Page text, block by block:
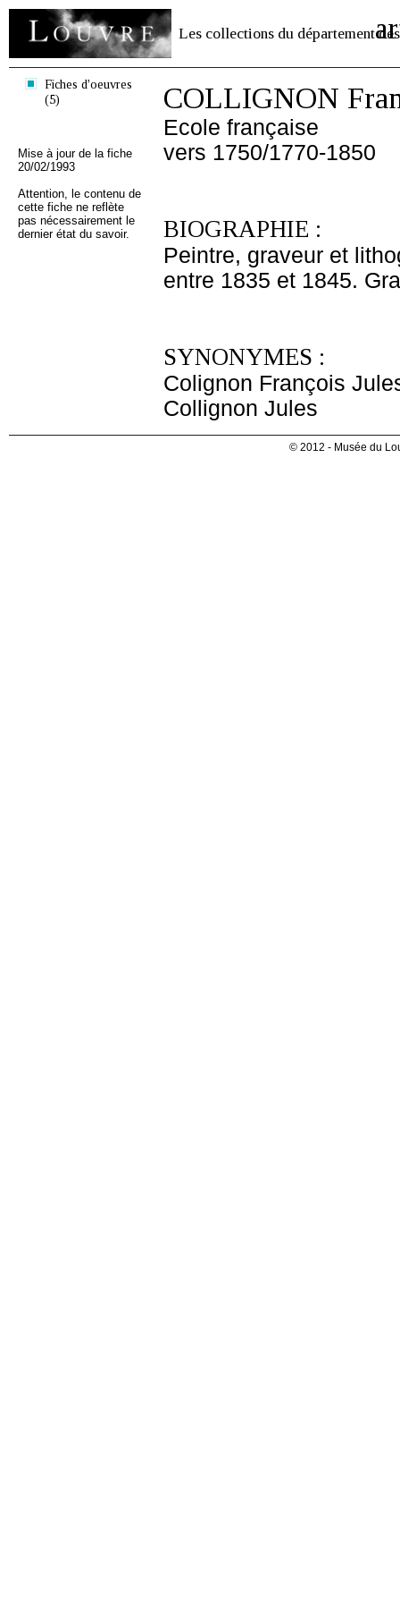
Les collections du département des
Fiches d'oeuvres
(5)
Mise à jour de la fiche
20/02/1993
Attention, le contenu de
cette fiche ne reflète
pas nécessairement le
dernier état du savoir.
COLLIGNON
Ecole française
vers 1750/1770-1850
BIOGRAPHIE :
Peintre, graveur et
entre 1835 et 1845.
SYNONYMES :
Colignon François
Collignon Jules
© 2012 - Musée du